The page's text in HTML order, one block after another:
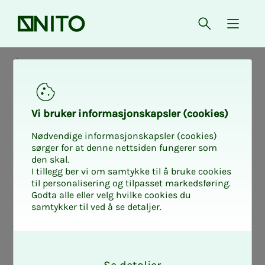
Forsiden Åpne søk
{
Kommune
Sam­­le­sta­­­ti­s­­tikk
med ta­­­bel­­­ler for
læ­­­re­­­re - med til­­­­­
legg
Vi bru­­­ker in­­­for­­­ma­­­sjons­­­kaps­­­­­ler (cookies)
Nødvendige informasjonskapsler (cookies)
sørger for at denne nettsiden fungerer som
den skal.
I tillegg ber vi om samtykke til å bruke cookies
til personalisering og tilpasset markedsføring.
Godta alle eller velg hvilke cookies du
samtykker til ved å se detaljer.